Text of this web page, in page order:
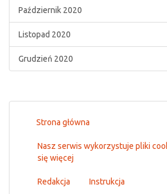
Październik 2020
Listopad 2020
Grudzień 2020
Strona główna
Nasz serwis wykorzystuje pliki
się więcej
Redakcja Instrukcja